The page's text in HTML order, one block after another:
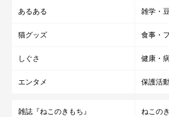
あるある 雑学・
猫グッズ 食事・
しぐさ 健康・
エンタメ 保護活
雑誌『ねこのきもち』 ねこの